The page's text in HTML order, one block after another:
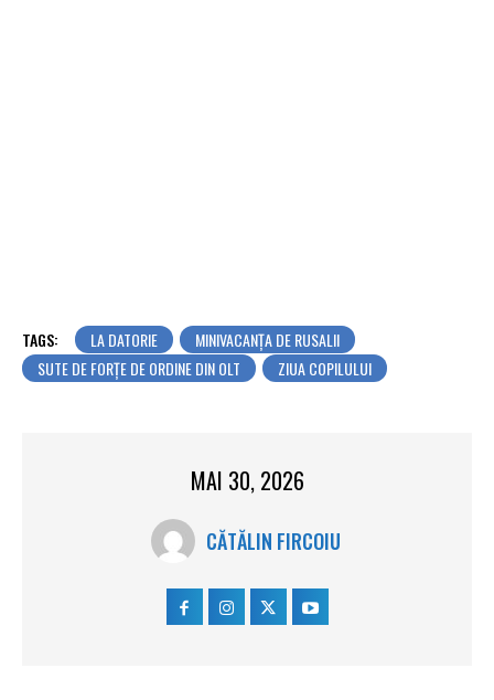
TAGS: LA DATORIE
MINIVACANȚA DE RUSALII
SUTE DE FORȚE DE ORDINE DIN OLT
ZIUA COPILULUI
MAI 30, 2026
CĂTĂLIN FIRCOIU